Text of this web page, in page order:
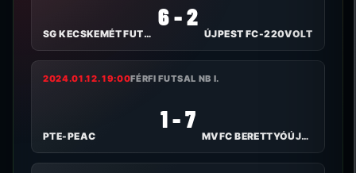
SG KECSKEMÉT FUTSAL
6 - 2
ÚJPEST FC-220VOLT
2024.01.12. 19:00FÉRFI FUTSAL NB I.
PTE-PEAC
1 - 7
MVFC BERETTYÓÚJFALU